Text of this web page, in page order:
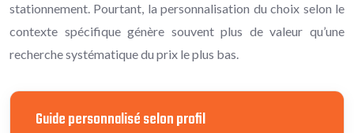
stationnement. Pourtant, la personnalisation du choix selon le
contexte spécifique génère souvent plus de valeur qu’une
recherche systématique du prix le plus bas.
Guide personnalisé selon profil